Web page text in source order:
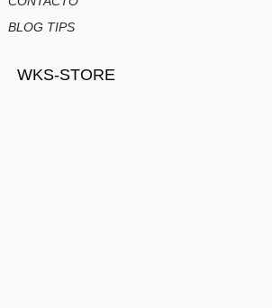
BLOG TIPS
WKS-STORE